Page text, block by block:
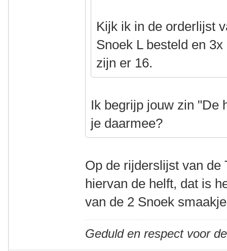
Kijk ik in de orderlijst
Snoek L besteld en
zijn er 16.
Ik begrijp jouw zin "De
je daarmee?
Op de rijderslijst van de
hiervan de helft, dat is
van de 2 Snoek
Geduld en respect voor